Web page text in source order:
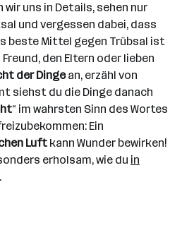
uns in Details, sehen nur
und vergessen dabei, dass
beste Mittel gegen Trübsal ist
den Eltern oder lieben
der Dingean, erzähl von
siehst du die Dinge danach
“ im wahrsten Sinn des Wortes
Ein
Luft kann Wunder bewirken!
erholsam, wie du in